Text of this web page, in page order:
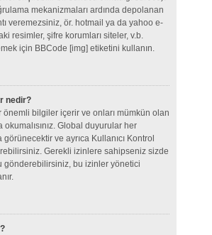
mekanizmaları ardında depolanan
veremezsiniz, ör. hotmail ya da yahoo e-
resimler, şifre korumları siteler, v.b.
için BBCode [img] etiketini kullanın.
nedir?
bilgiler içerir ve onları mümkün olan
okumalısınız. Global duyurular her
ve ayrıca Kullanıcı Kontrol
Gerekli izinlere sahipseniz sizde
gönderebilirsiniz, bu izinler yönetici